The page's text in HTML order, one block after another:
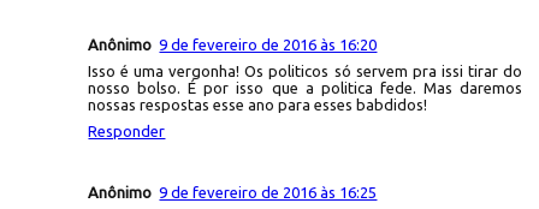
Anônimo 9 de fevereiro de 2016 às 16:20
Isso é uma vergonha! Os politicos só servem pra issi tirar do
nosso bolso. É por isso que a politica fede. Mas daremos
nossas respostas esse ano para esses babdidos!
Responder
Anônimo 9 de fevereiro de 2016 às 16:25